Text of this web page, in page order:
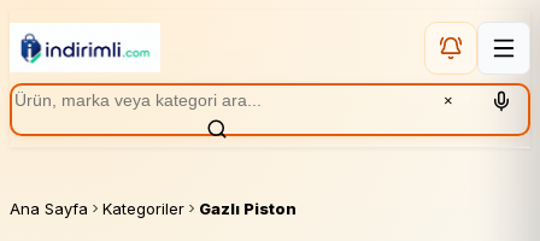
×
Ana Sayfa Kategoriler Gazlı Piston